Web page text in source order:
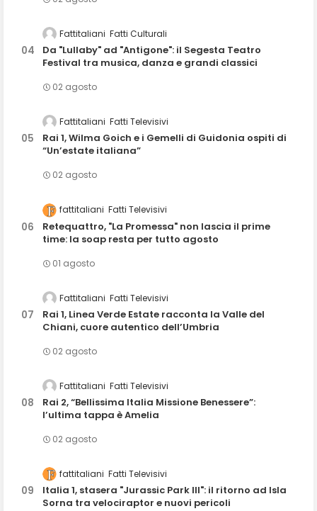
Fattitaliani Fatti Culturali
Da "Lullaby" ad "Antigone": il Segesta Teatro
Festival tra musica, danza e grandi classici
02 agosto
Fattitaliani Fatti Televisivi
Rai 1, Wilma Goich e i Gemelli di Guidonia ospiti di
“Un’estate italiana”
02 agosto
fattitaliani Fatti Televisivi
Retequattro, "La Promessa" non lascia il prime
time: la soap resta per tutto agosto
01 agosto
Fattitaliani Fatti Televisivi
Rai 1, Linea Verde Estate racconta la Valle del
Chiani, cuore autentico dell’Umbria
02 agosto
Fattitaliani Fatti Televisivi
Rai 2, “Bellissima Italia Missione Benessere”:
l’ultima tappa è Amelia
02 agosto
fattitaliani Fatti Televisivi
Italia 1, stasera "Jurassic Park III": il ritorno ad Isla
Sorna tra velociraptor e nuovi pericoli